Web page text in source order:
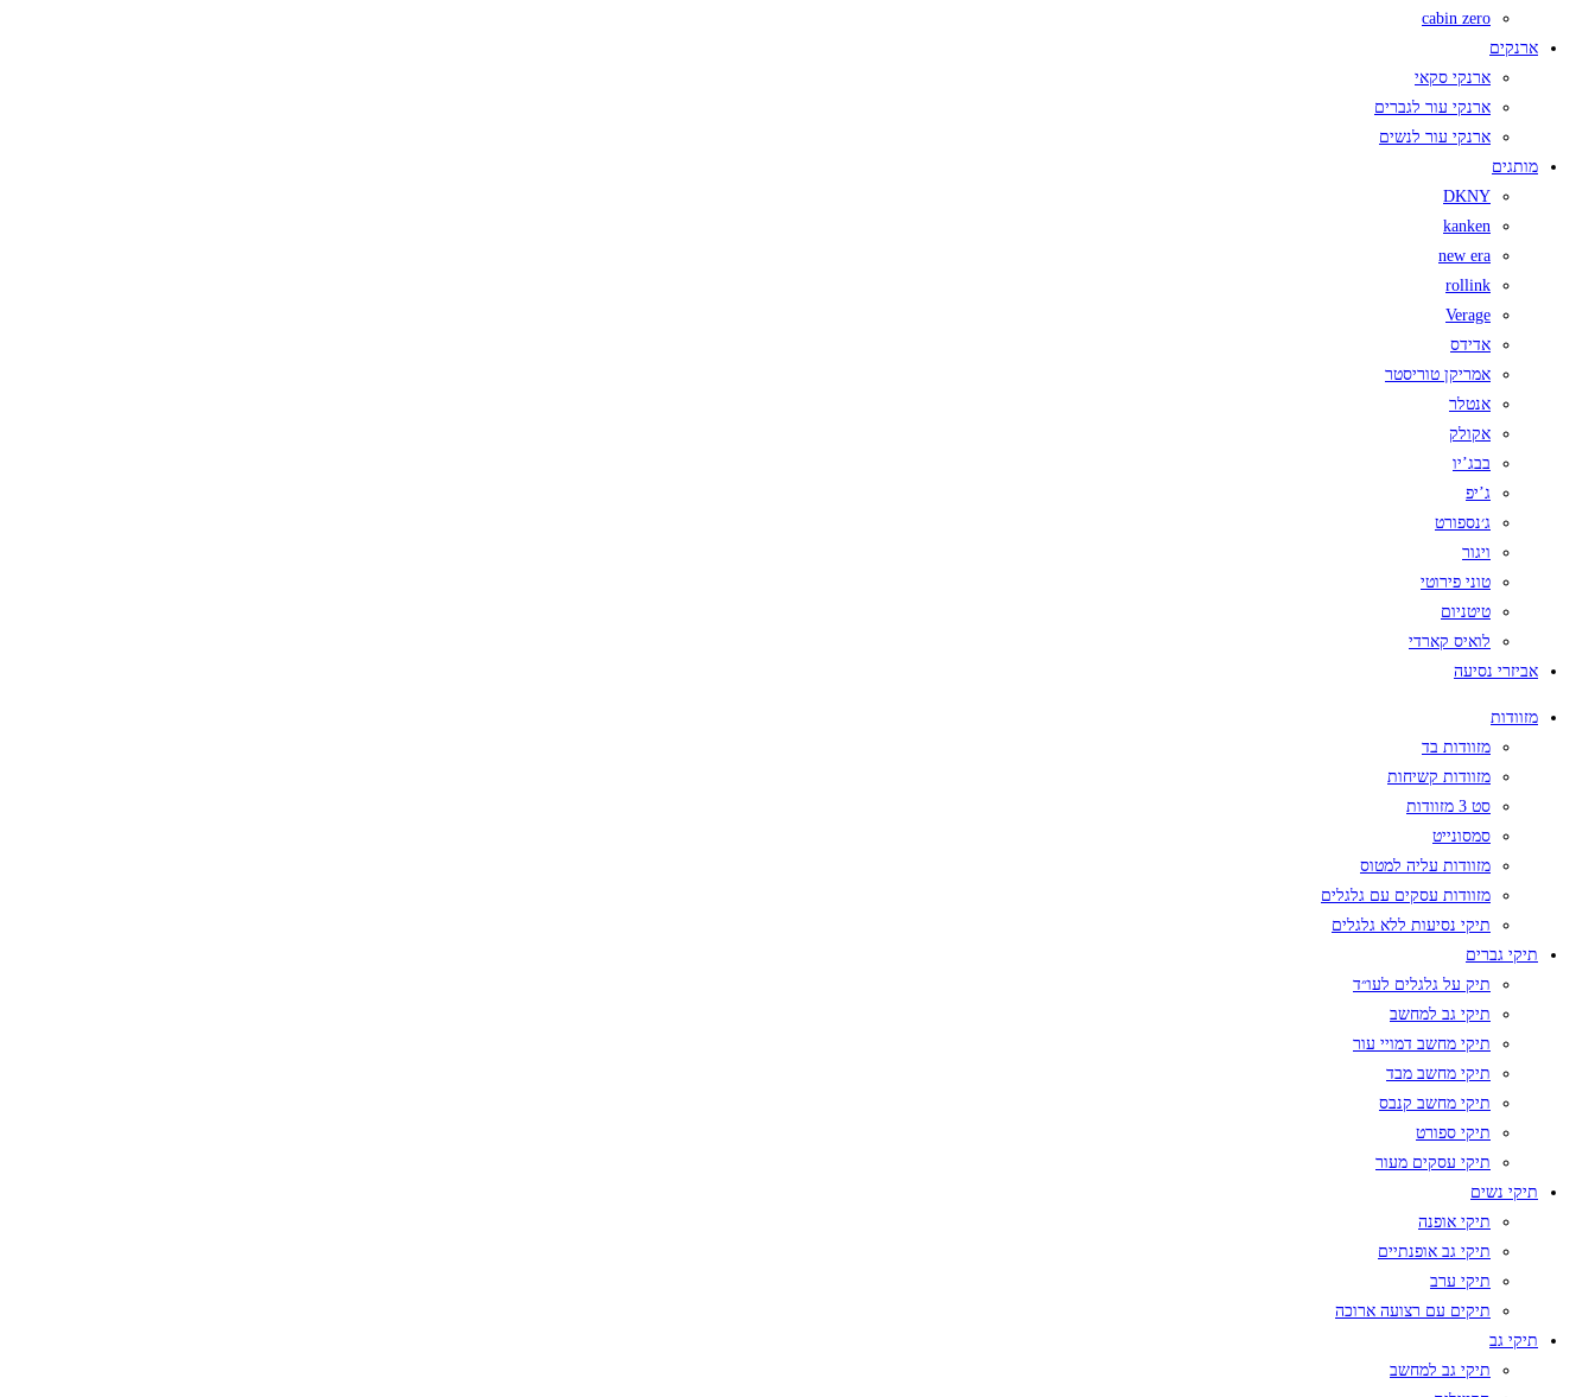
cabin zero
ארנקים
ארנקי סקאי
ארנקי עור לגברים
ארנקי עור לנשים
מותגים
DKNY
kanken
new era
rollink
Verage
אדידס
אמריקן טוריסטר
אנטלר
אקולק
בבג’יו
ג’יפ
ג׳נספורט
ויגור
טוני פירוטי
טיטניום
לואיס קארדי
אביזרי נסיעה
מזוודות
מזוודות בד
מזוודות קשיחות
סט 3 מזוודות
סמסונייט
מזוודות עליה למטוס
מזוודות עסקים עם גלגלים
תיקי נסיעות ללא גלגלים
תיקי גברים
תיק על גלגלים לעו״ד
תיקי גב למחשב
תיקי מחשב דמויי עור
תיקי מחשב מבד
תיקי מחשב קנבס
תיקי ספורט
תיקי עסקים מעור
תיקי נשים
תיקי אופנה
תיקי גב אופנתיים
תיקי ערב
תיקים עם רצועה ארוכה
תיקי גב
תיקי גב למחשב